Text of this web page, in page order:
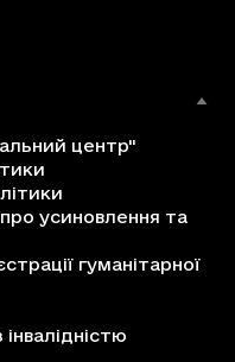
центр"
усиновлення та
гуманітарної